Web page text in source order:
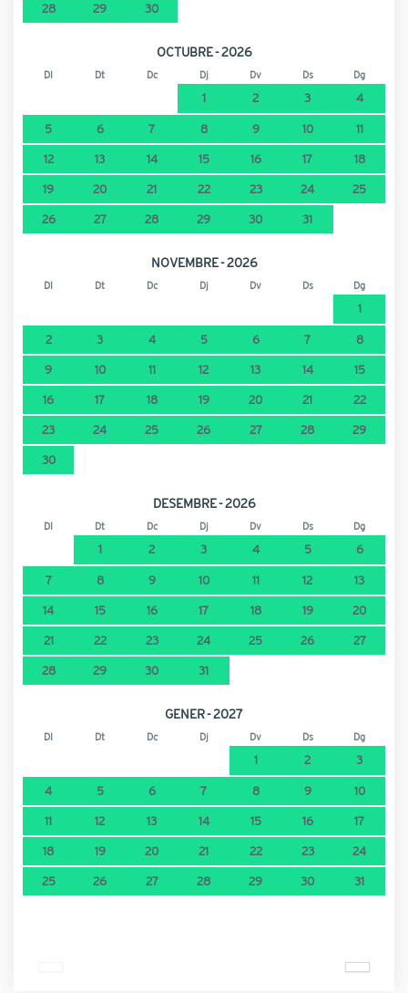
28 29 30
OCTUBRE - 2026
Dl Dt Dc Dj Dv Ds Dg
1 2 3 4
5 6 7 8 9 10 11
12 13 14 15 16 17 18
19 20 21 22 23 24 25
26 27 28 29 30 31
NOVEMBRE - 2026
Dl Dt Dc Dj Dv Ds Dg
1
2 3 4 5 6 7 8
9 10 11 12 13 14 15
16 17 18 19 20 21 22
23 24 25 26 27 28 29
30
DESEMBRE - 2026
Dl Dt Dc Dj Dv Ds Dg
1 2 3 4 5 6
7 8 9 10 11 12 13
14 15 16 17 18 19 20
21 22 23 24 25 26 27
28 29 30 31
GENER - 2027
Dl Dt Dc Dj Dv Ds Dg
1 2 3
4 5 6 7 8 9 10
11 12 13 14 15 16 17
18 19 20 21 22 23 24
25 26 27 28 29 30 31